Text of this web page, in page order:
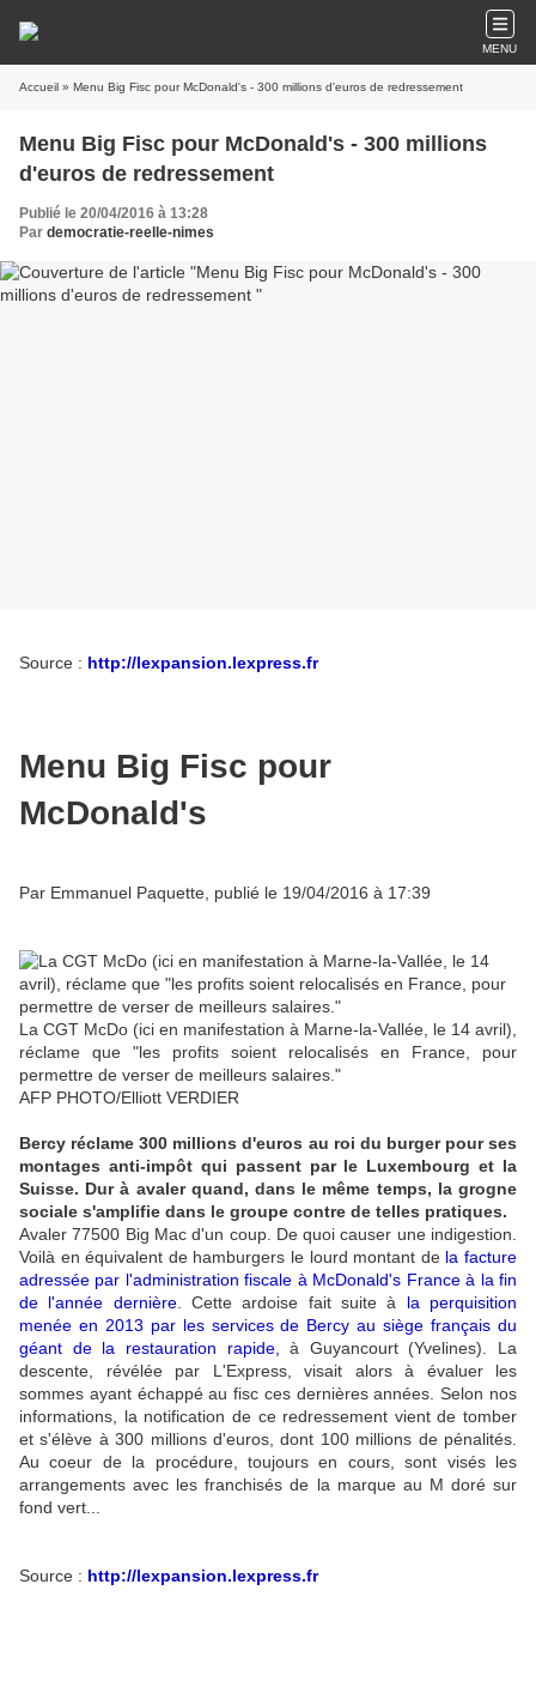
MENU
Accueil » Menu Big Fisc pour McDonald's - 300 millions d'euros de redressement
Menu Big Fisc pour McDonald's - 300 millions
d'euros de redressement
Publié le 20/04/2016 à 13:28
Par democratie-reelle-nimes
Source : http://lexpansion.lexpress.fr
Menu Big Fisc pour
McDonald's
Par Emmanuel Paquette, publié le 19/04/2016 à 17:39
La CGT McDo (ici en manifestation à Marne-la-Vallée, le 14 avril),
réclame que "les profits soient relocalisés en France, pour
permettre de verser de meilleurs salaires."
AFP PHOTO/Elliott VERDIER
Bercy réclame 300 millions d'euros au roi du burger pour ses
montages anti-impôt qui passent par le Luxembourg et la
Suisse. Dur à avaler quand, dans le même temps, la grogne
sociale s'amplifie dans le groupe contre de telles pratiques.
Avaler 77500 Big Mac d'un coup. De quoi causer une indigestion.
Voilà en équivalent de hamburgers le lourd montant de la facture
adressée par l'administration fiscale à McDonald's France à la fin
de l'année dernière. Cette ardoise fait suite à la perquisition
menée en 2013 par les services de Bercy au siège français du
géant de la restauration rapide,
à Guyancourt (Yvelines). La
descente, révélée par L'Express, visait alors à évaluer les
sommes ayant échappé au fisc ces dernières années. Selon nos
informations, la notification de ce redressement vient de tomber
et s'élève à 300 millions d'euros, dont 100 millions de pénalités.
Au coeur de la procédure, toujours en cours, sont visés les
arrangements avec les franchisés de la marque au M doré sur
fond vert...
Source : http://lexpansion.lexpress.fr